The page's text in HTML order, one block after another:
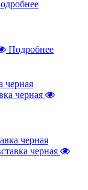
Подробнее
черная
черная